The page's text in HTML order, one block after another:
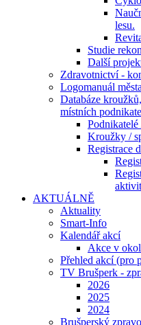
lesu.
Studie
Další
Zdravotnictví -
Logomanuál města
Databáze
místních
Kroužky /
Registrace
aktivit
AKTUÁLNĚ
Aktuality
Smart-Info
Kalendář akcí
Akce v
Přehled akcí (pro
TV Brušperk -
2026
2025
2024
Brušperský